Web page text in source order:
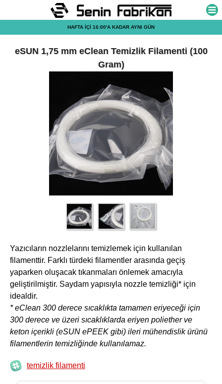
Havale/EFT
ile
yapılan
%2
ek
indirim!
eSUN 1,75 mm eClean Temizlik Filamenti (100
Gram)
Yazıcıların nozzlelarını temizlemek için kullanılan
filamenttir. Farklı türdeki filamentler arasında geçiş
yaparken oluşacak tıkanmaları önlemek amacıyla
geliştirilmiştir. Saydam yapısıyla nozzle temizliği* için
idealdir.
* eClean 300 derece sıcaklıkta tamamen eriyeceği için
300 derece ve üzeri sıcaklıklarda eriyen poliether ve
keton içerikli (eSUN ePEEK gibi) ileri mühendislik ürünü
filamentlerin temizliğinde kullanılamaz.
temizlik filamenti